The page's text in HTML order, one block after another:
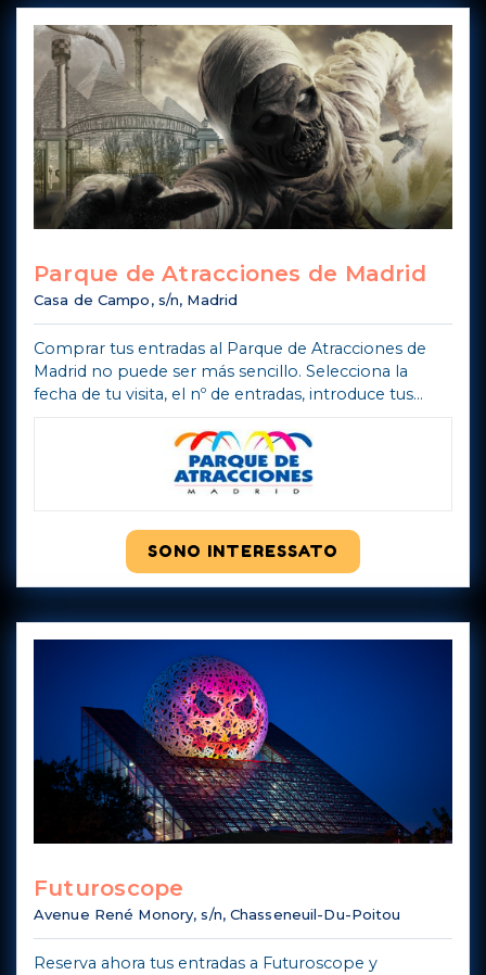
Parque de Atracciones de Madrid
Casa de Campo, s/n, Madrid
Comprar tus entradas al Parque de Atracciones de
Madrid no puede ser más sencillo. Selecciona la
fecha de tu visita, el nº de entradas, introduce tus
instantes tendrás las entradas a ...Mostra di più
SONO INTERESSATO
Futuroscope
Avenue René Monory, s/n, Chasseneuil-Du-Poitou
Reserva ahora tus entradas a Futuroscope y